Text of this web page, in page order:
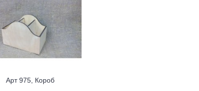
Арт 975, Короб